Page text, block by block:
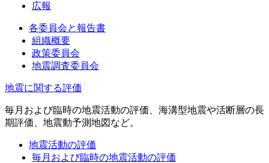
広報
各委員会と報告書
組織概要
政策委員会
地震調査委員会
地震に関する評価
毎月および臨時の地震活動の評価、海溝型地震や活断層の長
期評価、地震動予測地図など。
地震活動の評価
毎月および臨時の地震活動の評価